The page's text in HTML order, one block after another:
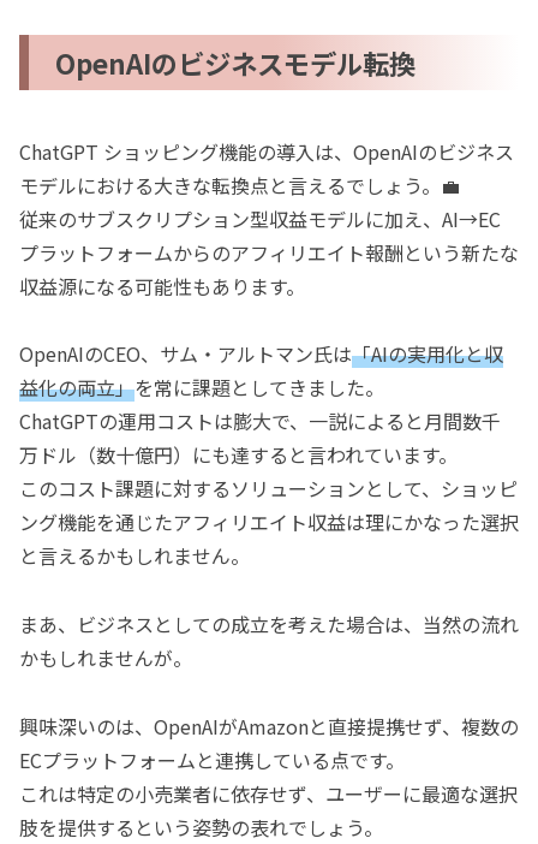
OpenAIのビジネスモデル転換
ChatGPT ショッピング機能の導入は、OpenAIのビジネス
モデルにおける大きな転換点と言えるでしょう。💼
従来のサブスクリプション型収益モデルに加え、AI→EC
プラットフォームからのアフィリエイト報酬という新たな
収益源になる可能性もあります。
OpenAIのCEO、サム・アルトマン氏は「AIの実用化と収
益化の両立」を常に課題としてきました。
ChatGPTの運用コストは膨大で、一説によると月間数千
万ドル（数十億円）にも達すると言われています。
このコスト課題に対するソリューションとして、ショッピ
ング機能を通じたアフィリエイト収益は理にかなった選択
と言えるかもしれません。
まあ、ビジネスとしての成立を考えた場合は、当然の流れ
かもしれませんが。
興味深いのは、OpenAIがAmazonと直接提携せず、複数の
ECプラットフォームと連携している点です。
これは特定の小売業者に依存せず、ユーザーに最適な選択
肢を提供するという姿勢の表れでしょう。